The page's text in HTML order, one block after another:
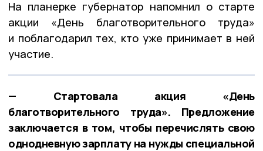
На планерке губернатор напомнил о старте
акции «День благотворительного труда»
и поблагодарил тех, кто уже принимает в ней
участие.
— Стартовала акция «День
благотворительного труда». Предложение
заключается в том, чтобы перечислять свою
однодневную зарплату на нужды специальной